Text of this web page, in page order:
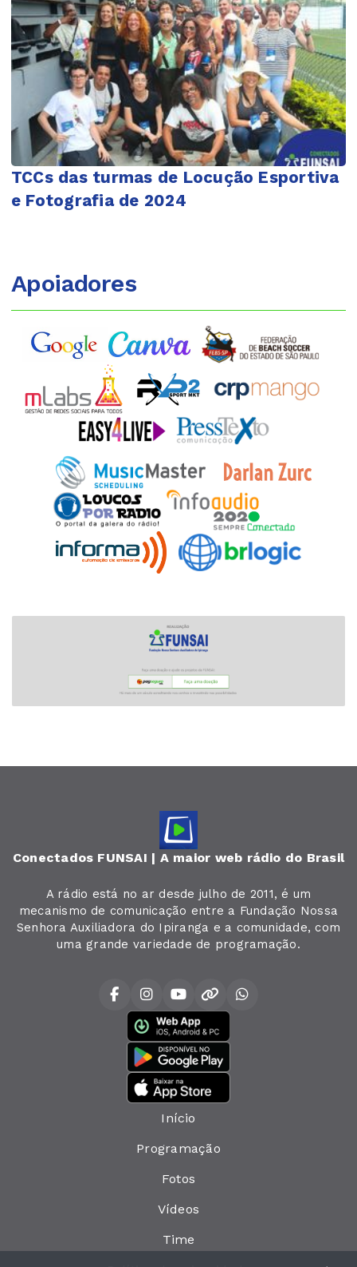
TCCs das turmas de Locução Esportiva
e Fotografia de 2024
Apoiadores
Conectados FUNSAI | A maior web rádio do Brasil
A rádio está no ar desde julho de 2011, é um
mecanismo de comunicação entre a Fundação Nossa
Senhora Auxiliadora do Ipiranga e a comunidade, com
uma grande variedade de programação.
Início
Programação
Fotos
Vídeos
Time